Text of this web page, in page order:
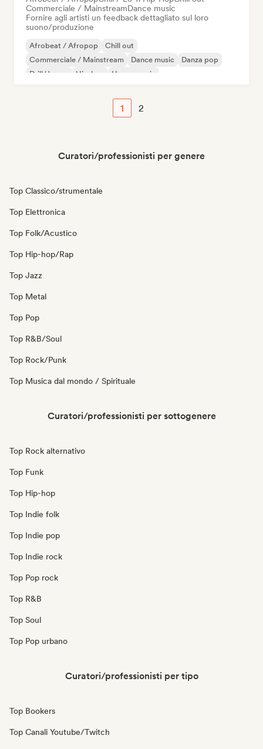
Commerciale / MainstreamDance music
Fornire agli artisti un feedback dettagliato sul loro
suono/produzione
Afrobeat / Afropop
Chill out
Commerciale / Mainstream
Dance music
Danza pop
Drill/Jersey
Hip-hop House music
1 2
Curatori/professionisti per genere
Top Classico/strumentale
Top Elettronica
Top Folk/Acustico
Top Hip-hop/Rap
Top Jazz
Top Metal
Top Pop
Top R&B/Soul
Top Rock/Punk
Top Musica dal mondo / Spirituale
Curatori/professionisti per sottogenere
Top Rock alternativo
Top Funk
Top Hip-hop
Top Indie folk
Top Indie pop
Top Indie rock
Top Pop rock
Top R&B
Top Soul
Top Pop urbano
Curatori/professionisti per tipo
Top Bookers
Top Canali Youtube/Twitch